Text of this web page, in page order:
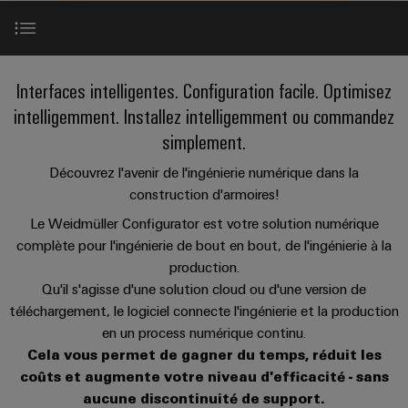
expérimentées.
Infrastructure
pour
spécifiques
de
construction
d'infrastructures
Construction
d'armoire
Des
solutions
PUSH-
IN
ALL
SERVICES
Microréseaux
DC
u-
OS
computing
industrielle
Single
Blocs
de
jonction
circuit
et
connecteurs
circuit
imprimé
Systèmes
de
industrie. Nos
pour la
connectivité
industrielle.
Weidmüller
Nouveautés
produits
Technique de
pratique pour
industrie. Nos
innovations
pour la
connectivité
spécifiques
livraison
de
conseil
d’ingénierie
numérique
Ventes
ventes
Canada
Representatives
Events
Promotions
Weidmüller
Canada
at
EFC
Smart
Cabinet
Building
Convergence
Foundations
Power
Management
Industrial
Cybersecurity
SERVICES
Société
Faits
et
Durabilité
de
Weidmüller
Conformité
Sites
Informations
et
New Configurateur Weidmüller en ligne
Weidmüller Configurator
Interfaces ECAD
Services
Contact
Interfaces intelligentes. Configuration facile. Optimisez
intelligemment. Installez intelligemment ou commandez
simplement.
Découvrez l'avenir de l'ingénierie numérique dans la
construction d'armoires!
Le Weidmüller Configurator est votre solution numérique
complète pour l'ingénierie de bout en bout, de l'ingénierie à la
production.
Qu'il s'agisse d'une solution cloud ou d'une version de
téléchargement, le logiciel connecte l'ingénierie et la production
en un process numérique continu.
Cela vous permet de gagner du temps, réduit les
coûts et augmente votre niveau d'efficacité - sans
aucune discontinuité de support.